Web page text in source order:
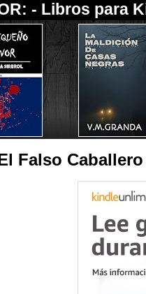
- Libros para
Falso